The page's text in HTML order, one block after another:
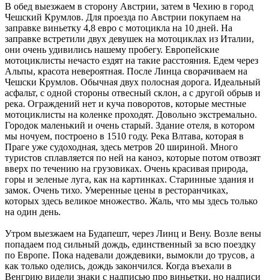
В обед выезжаем в сторону Австрии, затем в Чехию в город
Чешский Крумлов. Для проезда по Австрии покупаем на
заправке виньетку 4,8 евро с мотоцикла на 10 дней. На
заправке встретили двух девушек на мотоциклах из Италии,
они очень удивились нашему пробегу. Европейские
мотоциклисты нечасто ездят на такие расстояния. Едем через
Альпы, красота невероятная. После Линца сворачиваем на
Чешски Крумлов. Обычная двух полосная дорога. Идеальный
асфальт, с одной стороны отвесный склон, а с другой обрыв и
река. Ограждений нет и куча поворотов, которые местные
мотоциклисты на коленке проходят. Довольно экстремально.
Городок маленький и очень старый. Здание отеля, в котором
мы ночуем, построено в 1510 году. Река Влтава, которая в
Праге уже судоходная, здесь метров 20 шириной. Много
туристов сплавляется по ней на каноэ, которые потом отвозят
вверх по течению на грузовиках. Очень красивая природа,
горы и зеленые луга, как на картинках. Старинные здания и
замок. Очень тихо. Умеренные цены в ресторанчиках,
которых здесь великое множество. Жаль, что мы здесь только
на один день.
Утром выезжаем на Будапешт, через Линц и Вену. Возле вены
попадаем под сильный дождь, единственный за всю поездку
по Европе. Пока надевали дождевики, вымокли до трусов, а
как только оделись, дождь закончился. Когда въехали в
Венгрию видели знаки с надписью про виньетки, но надписи